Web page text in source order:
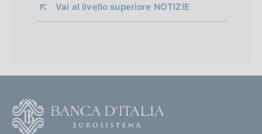
Vai al livello superiore NOTIZIE